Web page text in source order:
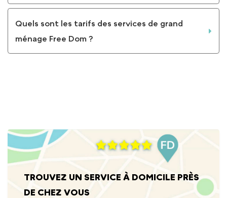
Quels sont les tarifs des services de grand
ménage Free Dom ?
TROUVEZ UN SERVICE À DOMICILE PRÈS
DE CHEZ VOUS